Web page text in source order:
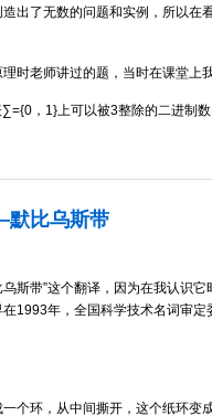
出了无数的问题和实例，所以在
时老师讲过的题，当时在课堂上
，1}上可以被3整除的二进制
比乌斯带
斯带”这个翻译，因为在我认识
在1993年，全国科学技术名词审
个环，从中间撕开，这个纸环变